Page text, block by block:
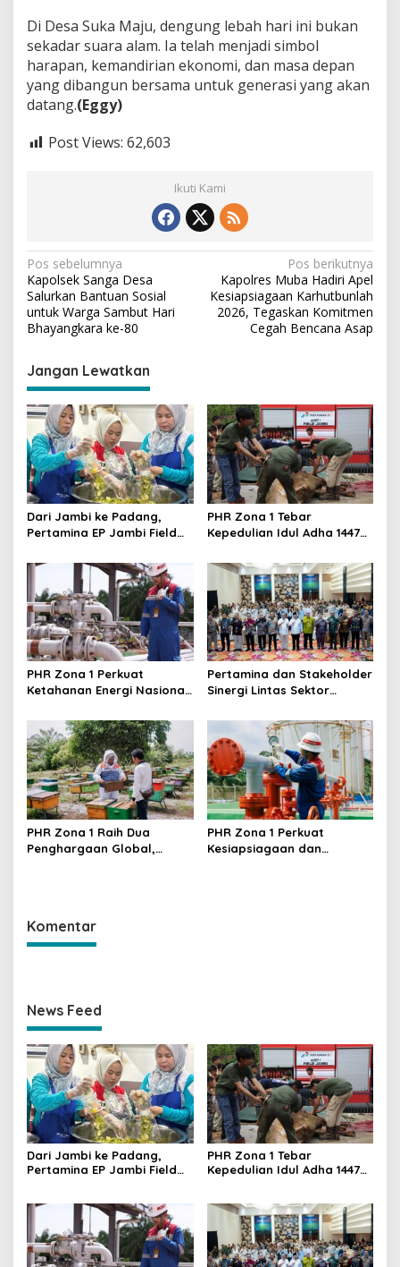
Di Desa Suka Maju, dengung lebah hari ini bukan
sekadar suara alam. Ia telah menjadi simbol
harapan, kemandirian ekonomi, dan masa depan
yang dibangun bersama untuk generasi yang akan
datang.(Eggy)
Post Views: 62,603
Ikuti Kami
N
a
v
g
a
s
i
p
o
s
Pos sebelumnya
Kapolsek Sanga Desa
Salurkan Bantuan Sosial
untuk Warga Sambut Hari
Bhayangkara ke-80
Pos berikutnya
Kapolres Muba Hadiri Apel
Kesiapsiagaan Karhutbunlah
2026, Tegaskan Komitmen
Cegah Bencana Asap
Jangan Lewatkan
Dari Jambi ke Padang,
Pertamina EP Jambi Field
Berdaya Saing, Kelompok
KUALITAS Siap Lahirkan
Produk Unggulan Baru
PHR Zona 1 Tebar
Kepedulian Idul Adha 1447
Kurban di Wilayah Operasi
Sumatera
PHR Zona 1 Perkuat
Ketahanan Energi Nasional,
Temukan Sumur Produktif
Baru di Sumatera
Pertamina dan Stakeholder
Sinergi Lintas Sektor
di Industri Hulu Migas
PHR Zona 1 Raih Dua
Penghargaan Global,
PHR Zona 1 Perkuat
Kesiapsiagaan dan
Komentar
News Feed
Dari Jambi ke Padang,
Pertamina EP Jambi Field
KUALITAS Siap Lahirkan
Produk Unggulan Baru
PHR Zona 1 Tebar
Kepedulian Idul Adha 1447
Sumatera